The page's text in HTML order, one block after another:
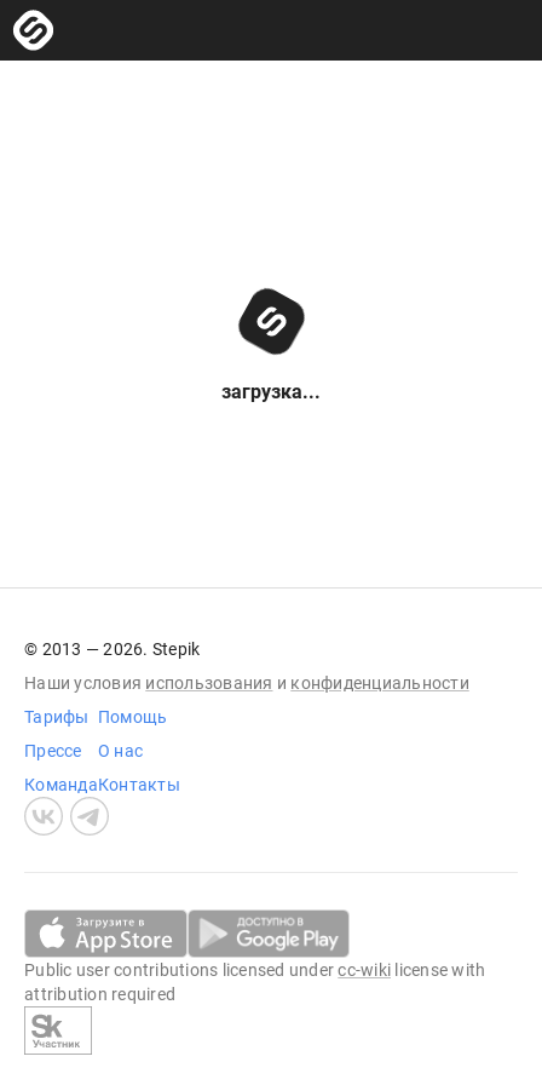
загрузка...
© 2013 — 2026. Stepik
Наши условия использования и конфиденциальности
Тарифы
Прессе
Команда
Помощь
О нас
Контакты
Public user contributions licensed undercc-wiki license with
attribution required